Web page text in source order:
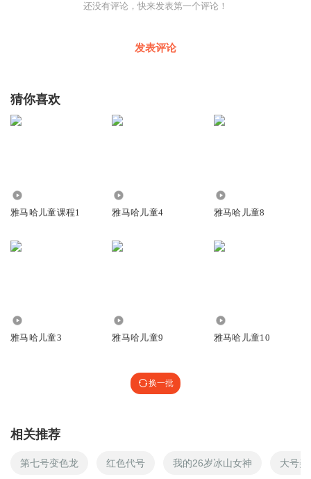
还没有评论，快来发表第一个评论！
发表评论
猜你喜欢
雅马哈儿童课程1 雅马哈儿童4 雅马哈儿童8
雅马哈儿童3 雅马哈儿童9 雅马哈儿童10
换一批
相关推荐
第七号变色龙 红色代号 我的26岁冰山女神 大号